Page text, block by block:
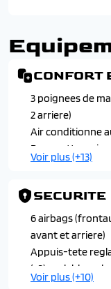
CONFORT
3 poignees de
2 arriere)
Air conditionne
Banquette
Console haute
arriere et
sport selon
Direction
Eclairage
Essuie-vitre
automatique
Voir plus (+13)
SECURITE
6 airbags
avant et arriere)
Appuis-tete
(x3) reglable en
Ceintures de
Voir plus (+10)